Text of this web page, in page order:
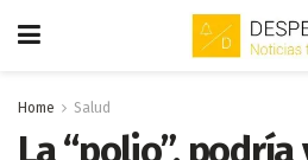
Home Salud
La “polio”,